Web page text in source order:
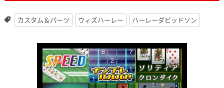
カスタム＆パーツ ウィズハーレー ハーレーダビッドソン